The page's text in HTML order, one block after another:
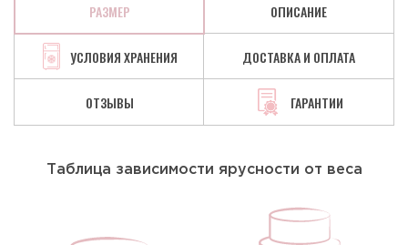
РАЗМЕР ОПИСАНИЕ
УСЛОВИЯ ХРАНЕНИЯ ДОСТАВКА И ОПЛАТА
ОТЗЫВЫ ГАРАНТИИ
Таблица зависимости ярусности от веса